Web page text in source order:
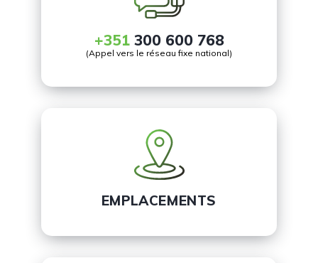
+351300 600 768
(Appel vers le réseau fixe national)
EMPLACEMENTS